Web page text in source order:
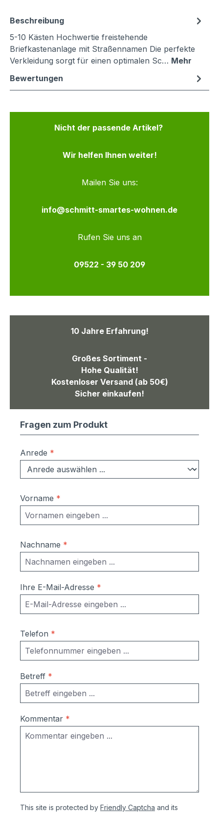
Beschreibung
5-10 Kästen Hochwertie freistehende
Briefkastenanlage mit Straßennamen Die perfekte
Verkleidung sorgt für einen optimalen Sc… Mehr
Bewertungen
Nicht der passende Artikel?
Wir helfen Ihnen weiter!
Mailen Sie uns:
info@schmitt-smartes-wohnen.de
Rufen Sie uns an
09522 - 39 50 209
10 Jahre Erfahrung!
Großes Sortiment -
Hohe Qualität!
Kostenloser Versand (ab 50€)
Sicher einkaufen!
Fragen zum Produkt
Anrede *
Vorname *
Nachname *
Ihre E-Mail-Adresse *
Telefon *
Betreff *
Kommentar *
This site is protected by Friendly Captcha and its